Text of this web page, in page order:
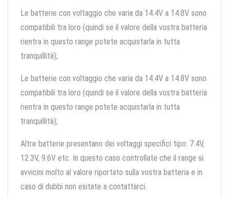
Le batterie con voltaggio che varia da 14.4V a 14.8V sono
compatibili tra loro (quindi se il valore della vostra batteria
rientra in questo range potete acquistarla in tutta
tranquillità);
Le batterie con voltaggio che varia da 14.4V a 14.8V sono
compatibili tra loro (quindi se il valore della vostra batteria
rientra in questo range potete acquistarla in tutta
tranquillità);
Altre batterie presentano dei voltaggi specifici tipo: 7.4V,
12.3V, 9.6V etc. In questo caso controllate che il range si
avvicini molto al valore riportato sulla vostra batteria e in
caso di dubbi non esitate a contattarci.